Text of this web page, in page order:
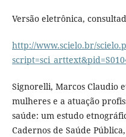
Versão eletrônica,
http://www.scielo.br/
Signorelli, Marcos Claudio
mulheres e a atuação
saúde: um estudo
Cadernos de Saúde